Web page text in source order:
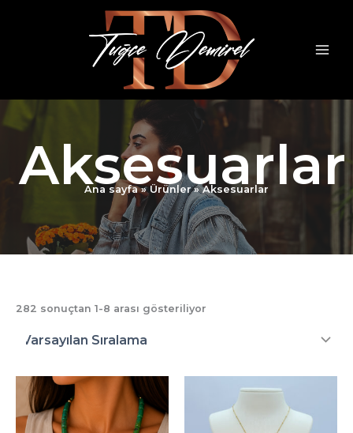
Aksesuarlar
Ana sayfa Ürünler Aksesuarlar
282 sonuçtan 1-8 arası gösteriliyor